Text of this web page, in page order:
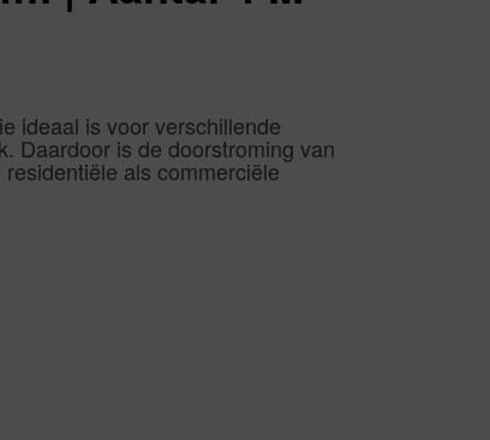
ideaal is voor verschillende
Daardoor is de doorstroming van
als commerciële